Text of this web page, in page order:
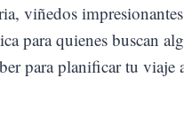
viñedos
para quienes buscan
para planificar tu viaje